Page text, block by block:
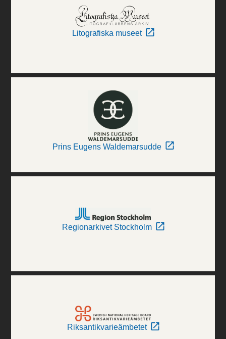
Litografiska museet
Prins Eugens Waldemarsudde
Regionarkivet Stockholm
Riksantikvarieämbetet